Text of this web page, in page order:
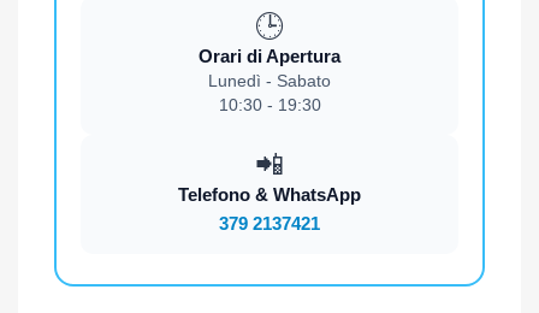
🕒
Orari di Apertura
Lunedì - Sabato
10:30 - 19:30
📲
Telefono & WhatsApp
379 2137421